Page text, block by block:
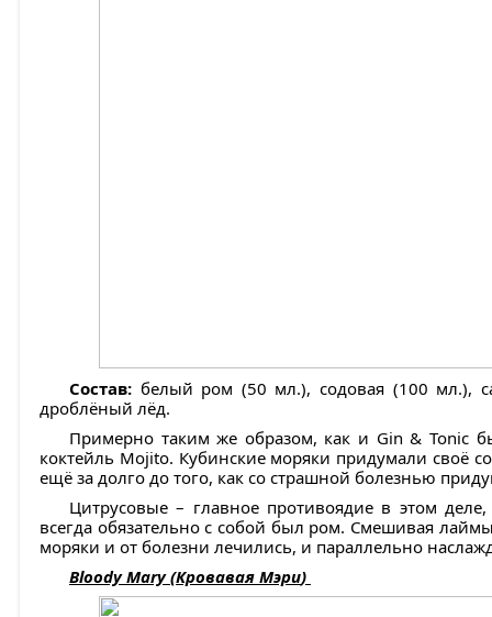
Состав: белый ром (50 мл.), содовая (100 мл.),
дроблёный лёд.
Примерно таким же образом, как и Gin & Tonic
коктейль Mojito. Кубинские моряки придумали своё
ещё за долго до того, как со страшной болезнью
Цитрусовые – главное противоядие в этом
всегда обязательно с собой был ром. Смешивая
моряки и от болезни лечились, и параллельно
Bloody Mary (Кровавая Мэри)